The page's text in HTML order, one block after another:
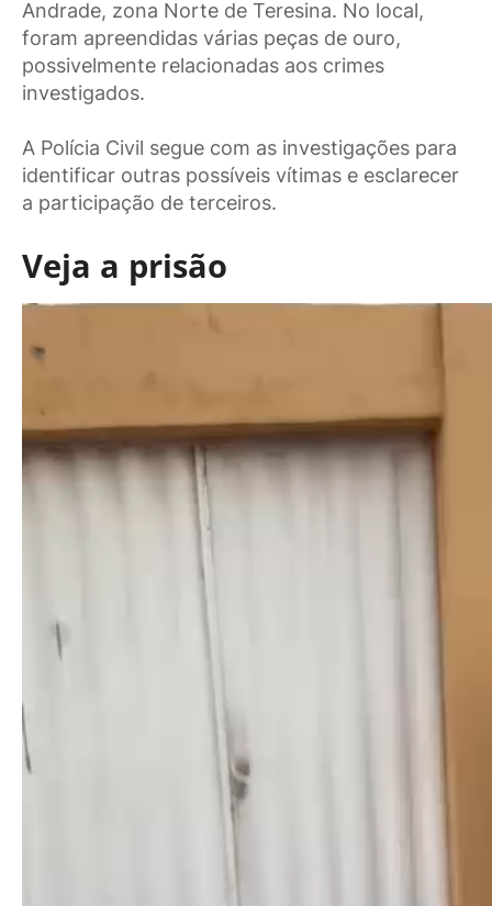
Andrade, zona Norte de Teresina. No local,
foram apreendidas várias peças de ouro,
possivelmente relacionadas aos crimes
investigados.
A Polícia Civil segue com as investigações para
identificar outras possíveis vítimas e esclarecer
a participação de terceiros.
Veja a prisão